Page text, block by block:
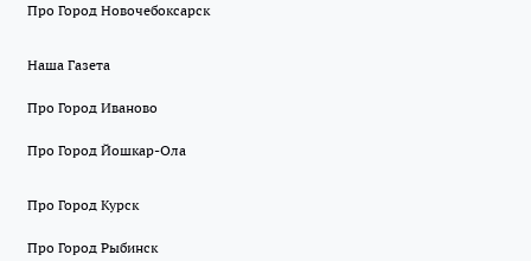
Про Город Новочебоксарск
Наша Газета
Про Город Иваново
Про Город Йошкар-Ола
Про Город Курск
Про Город Рыбинск